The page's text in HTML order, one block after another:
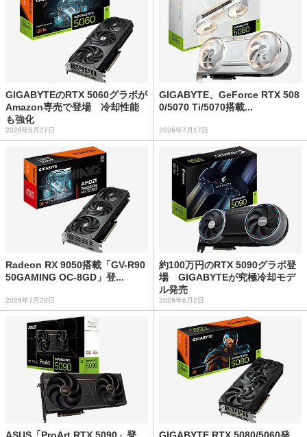
GIGABYTEのRTX 5060グラボが
Amazon専売で登場 冷却性能
も強化
2026年5月27日
GIGABYTE、GeForce RTX 508
0/5070 Ti/5070搭載...
2026年7月17日
Radeon RX 9050搭載「GV-R90
50GAMING OC-8GD」登...
2026年7月29日
約100万円のRTX 5090グラボ登
場 GIGABYTEが究極冷却モデ
ル発売
2026年6月2日